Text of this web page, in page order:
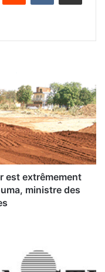
est extrêmement
ministre des